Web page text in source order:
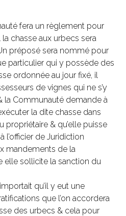
fera un règlement pour
chasse aux urbecs sera
préposé sera nommé pour
particulier qui y possède des
ordonnée au jour fixé, il
de vignes qui ne s’y
la Communauté demande à
la dite chasse dans
propriétaire & qu’elle puisse
l’officier de Juridiction
mandements de la
elle sollicite la sanction du
qu’il y eut une
que l’on accordera
des urbecs & cela pour